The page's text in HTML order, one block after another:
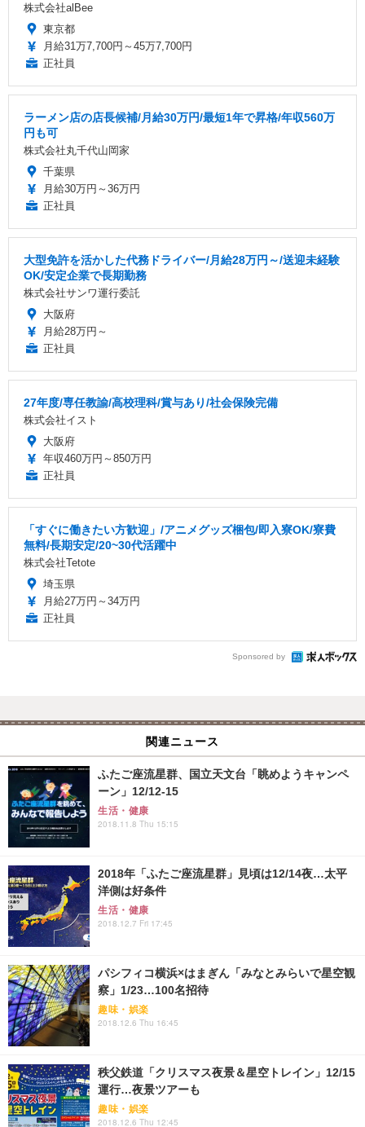
株式会社alBee
東京都
月給31万7,700円～45万7,700円
正社員
ラーメン店の店長候補/月給30万円/最短1年で昇格/年収560万
円も可
株式会社丸千代山岡家
千葉県
月給30万円～36万円
正社員
大型免許を活かした代務ドライバー/月給28万円～/送迎未経験
OK/安定企業で長期勤務
株式会社サンワ運行委託
大阪府
月給28万円～
正社員
27年度/専任教諭/高校理科/賞与あり/社会保険完備
株式会社イスト
大阪府
年収460万円～850万円
正社員
「すぐに働きたい方歓迎」/アニメグッズ梱包/即入寮OK/寮費
無料/長期安定/20~30代活躍中
株式会社Tetote
埼玉県
月給27万円～34万円
正社員
Sponsored by
関連ニュース
ふたご座流星群、国立天文台「眺めようキャンペ
ーン」12/12-15
生活・健康
2018.11.8 Thu 15:15
2018年「ふたご座流星群」見頃は12/14夜…太平
洋側は好条件
生活・健康
2018.12.7 Fri 17:45
パシフィコ横浜×はまぎん「みなとみらいで星空観
察」1/23…100名招待
趣味・娯楽
2018.12.6 Thu 16:45
秩父鉄道「クリスマス夜景＆星空トレイン」12/15
運行…夜景ツアーも
趣味・娯楽
2018.12.6 Thu 12:45